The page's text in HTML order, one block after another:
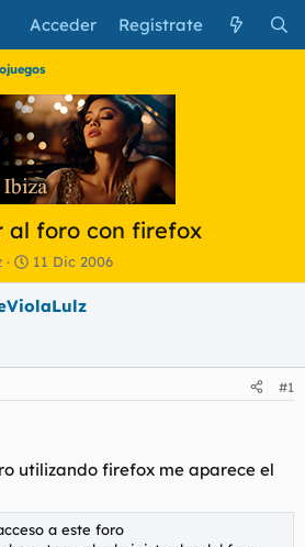
Acceder Regístrate
al foro con firefox
F
e
c
i
i
11 Dic 2006
#1
utilizando firefox me aparece el
a este foro